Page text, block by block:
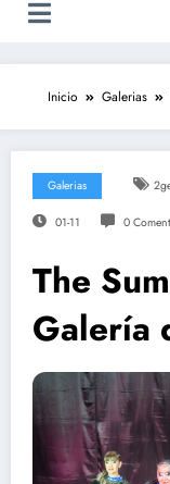
Inicio Galerias
Galerias
01-11 0
The
Galería